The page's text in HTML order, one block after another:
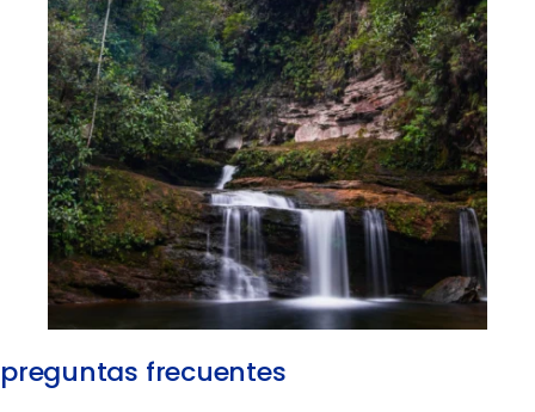
preguntas frecuentes